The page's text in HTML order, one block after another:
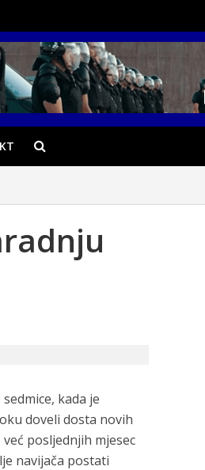
kada je
doveli dosta novih
posljednjih mjesec
navijača postati